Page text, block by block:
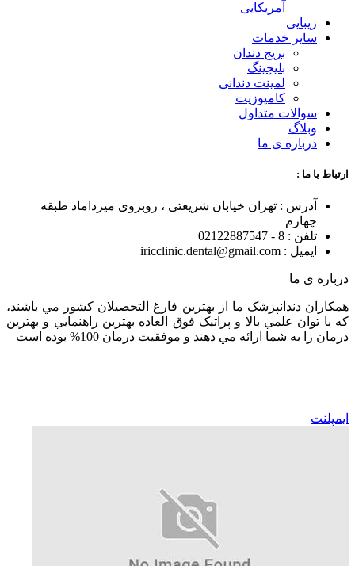
آمریکایی
زیبایی
سایر خدمات
بریج دندان
بلیچینگ
لمینت دندانی
کامپوزیت
سوالات متداول
وبلاگ
درباره ی ما
ارتباط با ما :
آدرس : تهران خیابان شریعتی ، روبروی میرداماد طبقه
چهارم
تلفن : 8 - 02122887547
ایمیل : iricclinic.dental@gmail.com
درباره ی ما
همکاران دندانپزشک ما از بهترين فارغ التحصيلان کشور مي باشند،
که با توان علمي بالا و پراتيک فوق العاده بهترين راهنمايي و بهترين
درمان را به شما ارائه مي دهند و موفقيت درمان 100% بوده است
ایمپلنت